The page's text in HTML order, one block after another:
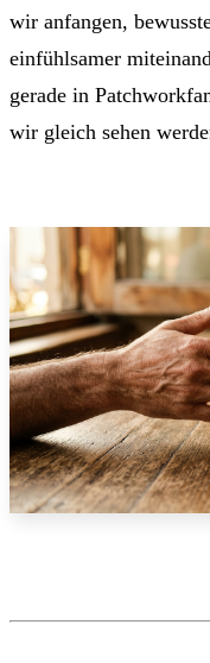
wir anfangen,
einfühlsamer
gerade in
wir gleich sehen